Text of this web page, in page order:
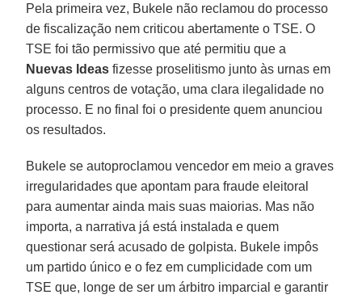
Pela primeira vez, Bukele não reclamou do processo
de fiscalização nem criticou abertamente o TSE. O
TSE foi tão permissivo que até permitiu que a
Nuevas Ideas fizesse proselitismo junto às urnas em
alguns centros de votação, uma clara ilegalidade no
processo. E no final foi o presidente quem anunciou
os resultados.
Bukele se autoproclamou vencedor em meio a graves
irregularidades que apontam para fraude eleitoral
para aumentar ainda mais suas maiorias. Mas não
importa, a narrativa já está instalada e quem
questionar será acusado de golpista. Bukele impôs
um partido único e o fez em cumplicidade com um
TSE que, longe de ser um árbitro imparcial e garantir